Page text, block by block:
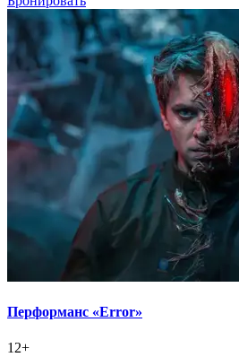
Перформанс «Error»
12+